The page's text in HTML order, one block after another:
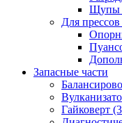
Щупы
Для прессов
Запасные части
Гайковерт